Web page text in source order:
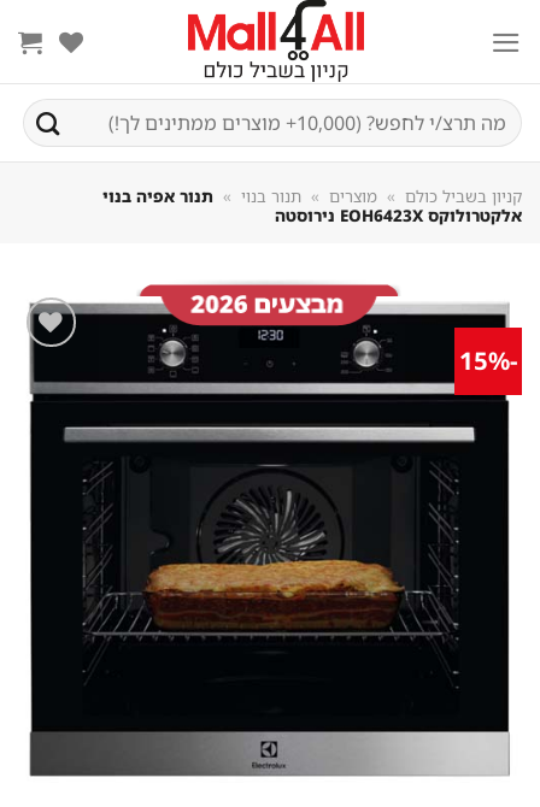
חיפוש
עבור:
קניון בשביל כולם מוצרים תנור בנוי
תנור אפיה בנוי
אלקטרולוקס EOH6423X נירוסטה
מוצר